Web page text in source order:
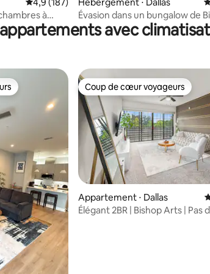
à
Évasion dans un bungalow de
avec
: 4,92 sur 5
les plus appréciés Coup de cœur voyageurs
Coup de cœur voyageurs
Appartement ⋅ Dallas
Élégant 2BR | Bishop Arts | Pas